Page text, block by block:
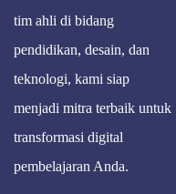
tim ahli di bidang
pendidikan, desain, dan
teknologi, kami siap
menjadi mitra terbaik untuk
transformasi digital
pembelajaran Anda.